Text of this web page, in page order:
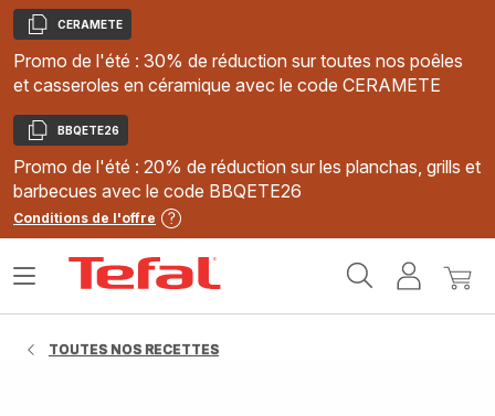
Copier
CERAMETE
Promo de l'été : 30% de réduction sur toutes nos poêles
et casseroles en céramique avec le code CERAMETE
Copier
BBQETE26
Promo de l'été : 20% de réduction sur les planchas, grills et
barbecues avec le code BBQETE26
Conditions de l'offre
MonMon
Ouvrir
TOUTES NOS RECETTES